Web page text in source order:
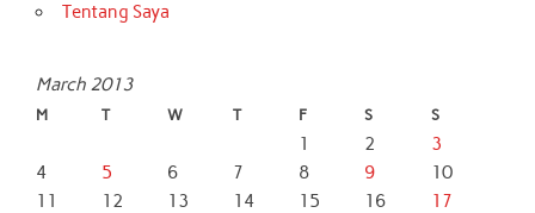
Tentang Saya
March 2013
M T W T F S S
1 2
3
4
5 6 7 8 9
10
11
12 13 14 15 16
17